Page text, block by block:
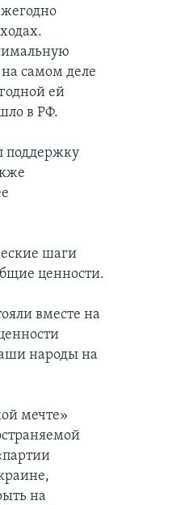
самом деле
ей
в РФ.
поддержку
шаги
ценности.
вместе на
народы на
мечте»
на